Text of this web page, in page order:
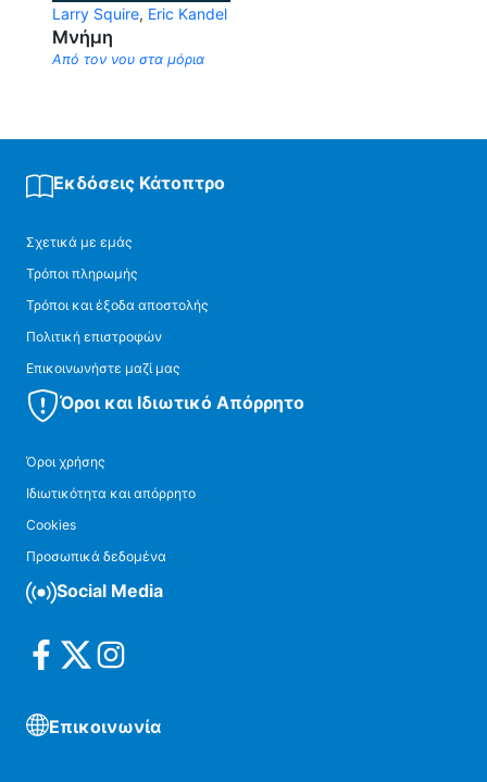
Larry Squire, Eric Kandel
Μνήμη
Από τον νου στα μόρια
Εκδόσεις Κάτοπτρο
Σχετικά με εμάς
Τρόποι πληρωμής
Τρόποι και έξοδα αποστολής
Πολιτική επιστροφών
Επικοινωνήστε μαζί μας
Όροι και Ιδιωτικό Απόρρητο
Όροι χρήσης
Ιδιωτικότητα και απόρρητο
Cookies
Προσωπικά δεδομένα
Social Media
Επικοινωνία